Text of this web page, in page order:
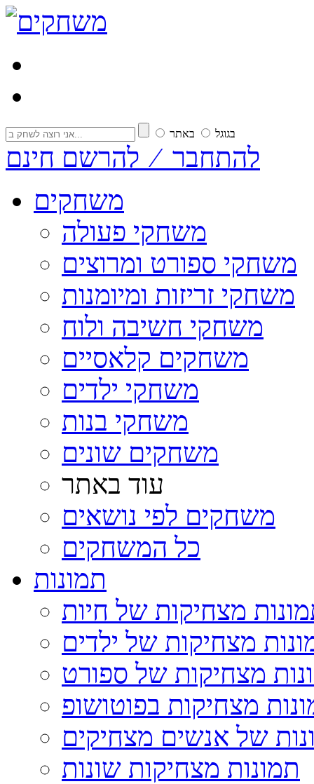
בגוגל באתר
להתחבר ⁄ להרשם חינם
משחקים
משחקי פעולה
משחקי ספורט ומרוצים
משחקי זריזות ומיומנות
משחקי חשיבה ולוח
משחקים קלאסיים
משחקי ילדים
משחקי בנות
משחקים שונים
עוד באתר
משחקים לפי נושאים
כל המשחקים
תמונות
מצחיקות של חיות
מצחיקות של ילדים
מצחיקות של ספורט
מצחיקות בפוטושופ
של אנשים מצחיקים
תמונות מצחיקות שונות